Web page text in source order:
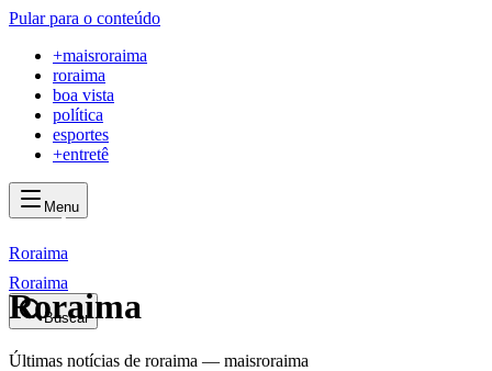
Pular para o conteúdo
+maisroraima
roraima
boa vista
política
esportes
+entretê
Menu
maisroraima
mais
Roraima
Buscar
Roraima
Roraima
Últimas notícias de roraima — maisroraima